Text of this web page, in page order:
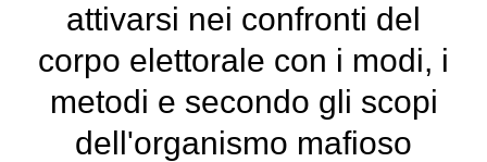
attivarsi nei confronti del
corpo elettorale con i modi, i
metodi e secondo gli scopi
dell'organismo mafioso